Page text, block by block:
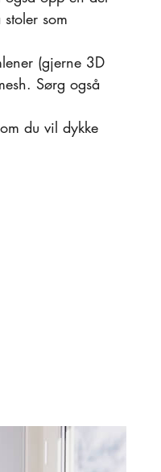
som
(gjerne 3D
Sørg også
du vil dykke